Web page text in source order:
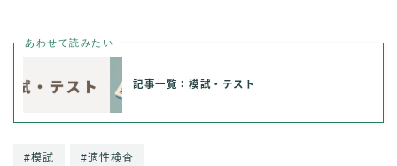
あわせて読みたい
記事一覧：模試・テスト
#模試 #適性検査